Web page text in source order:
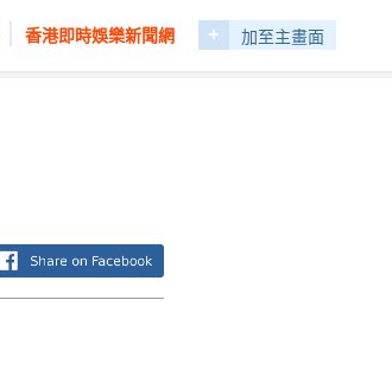
香港即時娛樂新聞網 + 加至主畫面